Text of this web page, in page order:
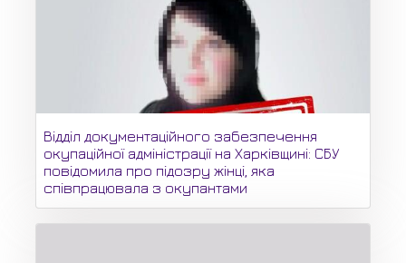
Відділ документаційного забезпечення
окупаційної адміністрації на Харківщині: СБУ
повідомила про підозру жінці, яка
співпрацювала з окупантами